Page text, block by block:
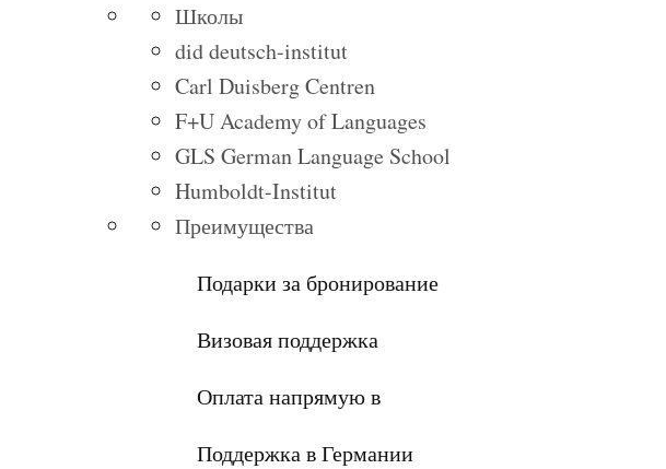
Школы
did deutsch-institut
Carl Duisberg Centren
F+U Academy of Languages
GLS German Language School
Humboldt-Institut
Преимущества
Подарки за бронирование
Визовая поддержка
Оплата напрямую в
Поддержка в Германии